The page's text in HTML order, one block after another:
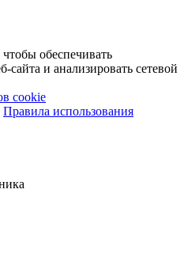
обеспечивать
и анализировать сетевой
cookie
Правила использования